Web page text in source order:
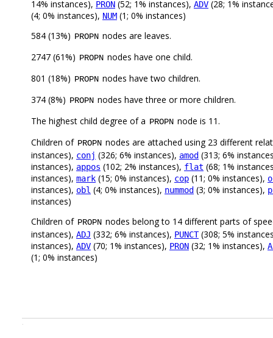
14% instances), PRON (52; 1% instances), ADV (28; 1%
(4; 0% instances), NUM (1; 0% instances)
584 (13%) PROPN nodes are leaves.
2747 (61%) PROPN nodes have one child.
801 (18%) PROPN nodes have two children.
374 (8%) PROPN nodes have three or more children.
The highest child degree of a PROPN node is 11.
Children of PROPN nodes are attached using 23 different
instances), conj (326; 6% instances), amod (313; 6%
instances), appos (102; 2% instances), flat (68; 1%
instances), mark (15; 0% instances), cop (11; 0% instances),
instances), obl (4; 0% instances), nummod (3; 0% instances),
instances)
Children of PROPN nodes belong to 14 different parts of
instances), ADJ (332; 6% instances), PUNCT(308; 5%
instances), ADV (70; 1% instances), PRON (32; 1% instances),
(1; 0% instances)
.